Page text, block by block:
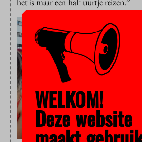
het is maar een half uurtje reizen.”
WELKOM!
Deze website